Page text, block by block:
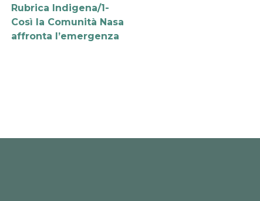
Rubrica Indigena/1-
Così la Comunità Nasa
affronta l’emergenza